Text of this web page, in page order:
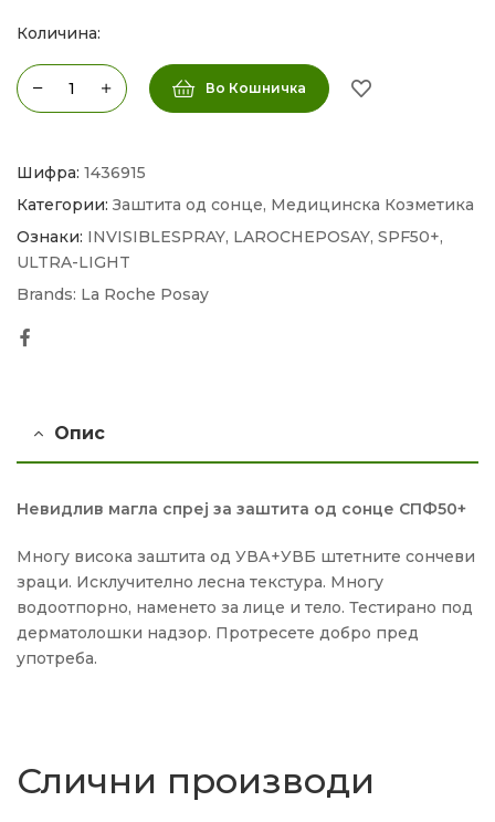
Количина:
Во Кошничка
Шифра: 1436915
Категории: Заштита од сонце, Медицинска Козметика
Ознаки: INVISIBLESPRAY, LAROCHEPOSAY, SPF50+,
ULTRA-LIGHT
Brands: La Roche Posay
Опис
Невидлив магла спреј за заштита од сонце СПФ50+
Многу висока заштита од УВА+УВБ штетните сончеви
зраци. Исклучително лесна текстура. Многу
водоотпорно, наменето за лице и тело. Тестирано под
дерматолошки надзор. Протресете добро пред
употреба.
Слични производи